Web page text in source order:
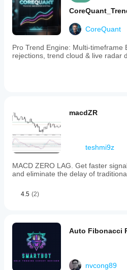
CoreQuant
Pro Trend Engine: Multi-timeframe
rejections, trend cloud & live radar
macdZR
teshmi9z
MACD ZERO LAG. Get faster
and eliminate the delay of
4.5 (2)
Auto Fibonacci
nvcong89